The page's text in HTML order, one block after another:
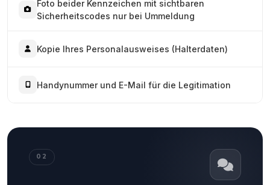
Foto beider Kennzeichen mit sichtbaren
Sicherheitscodes nur bei Ummeldung
Kopie Ihres Personalausweises (Halterdaten)
Handynummer und E-Mail für die Legitimation
02